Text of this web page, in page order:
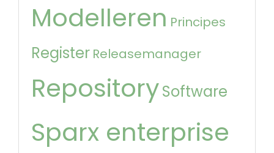
Modelleren Principes
Register Releasemanager
RepositorySoftware
Sparx enterprise